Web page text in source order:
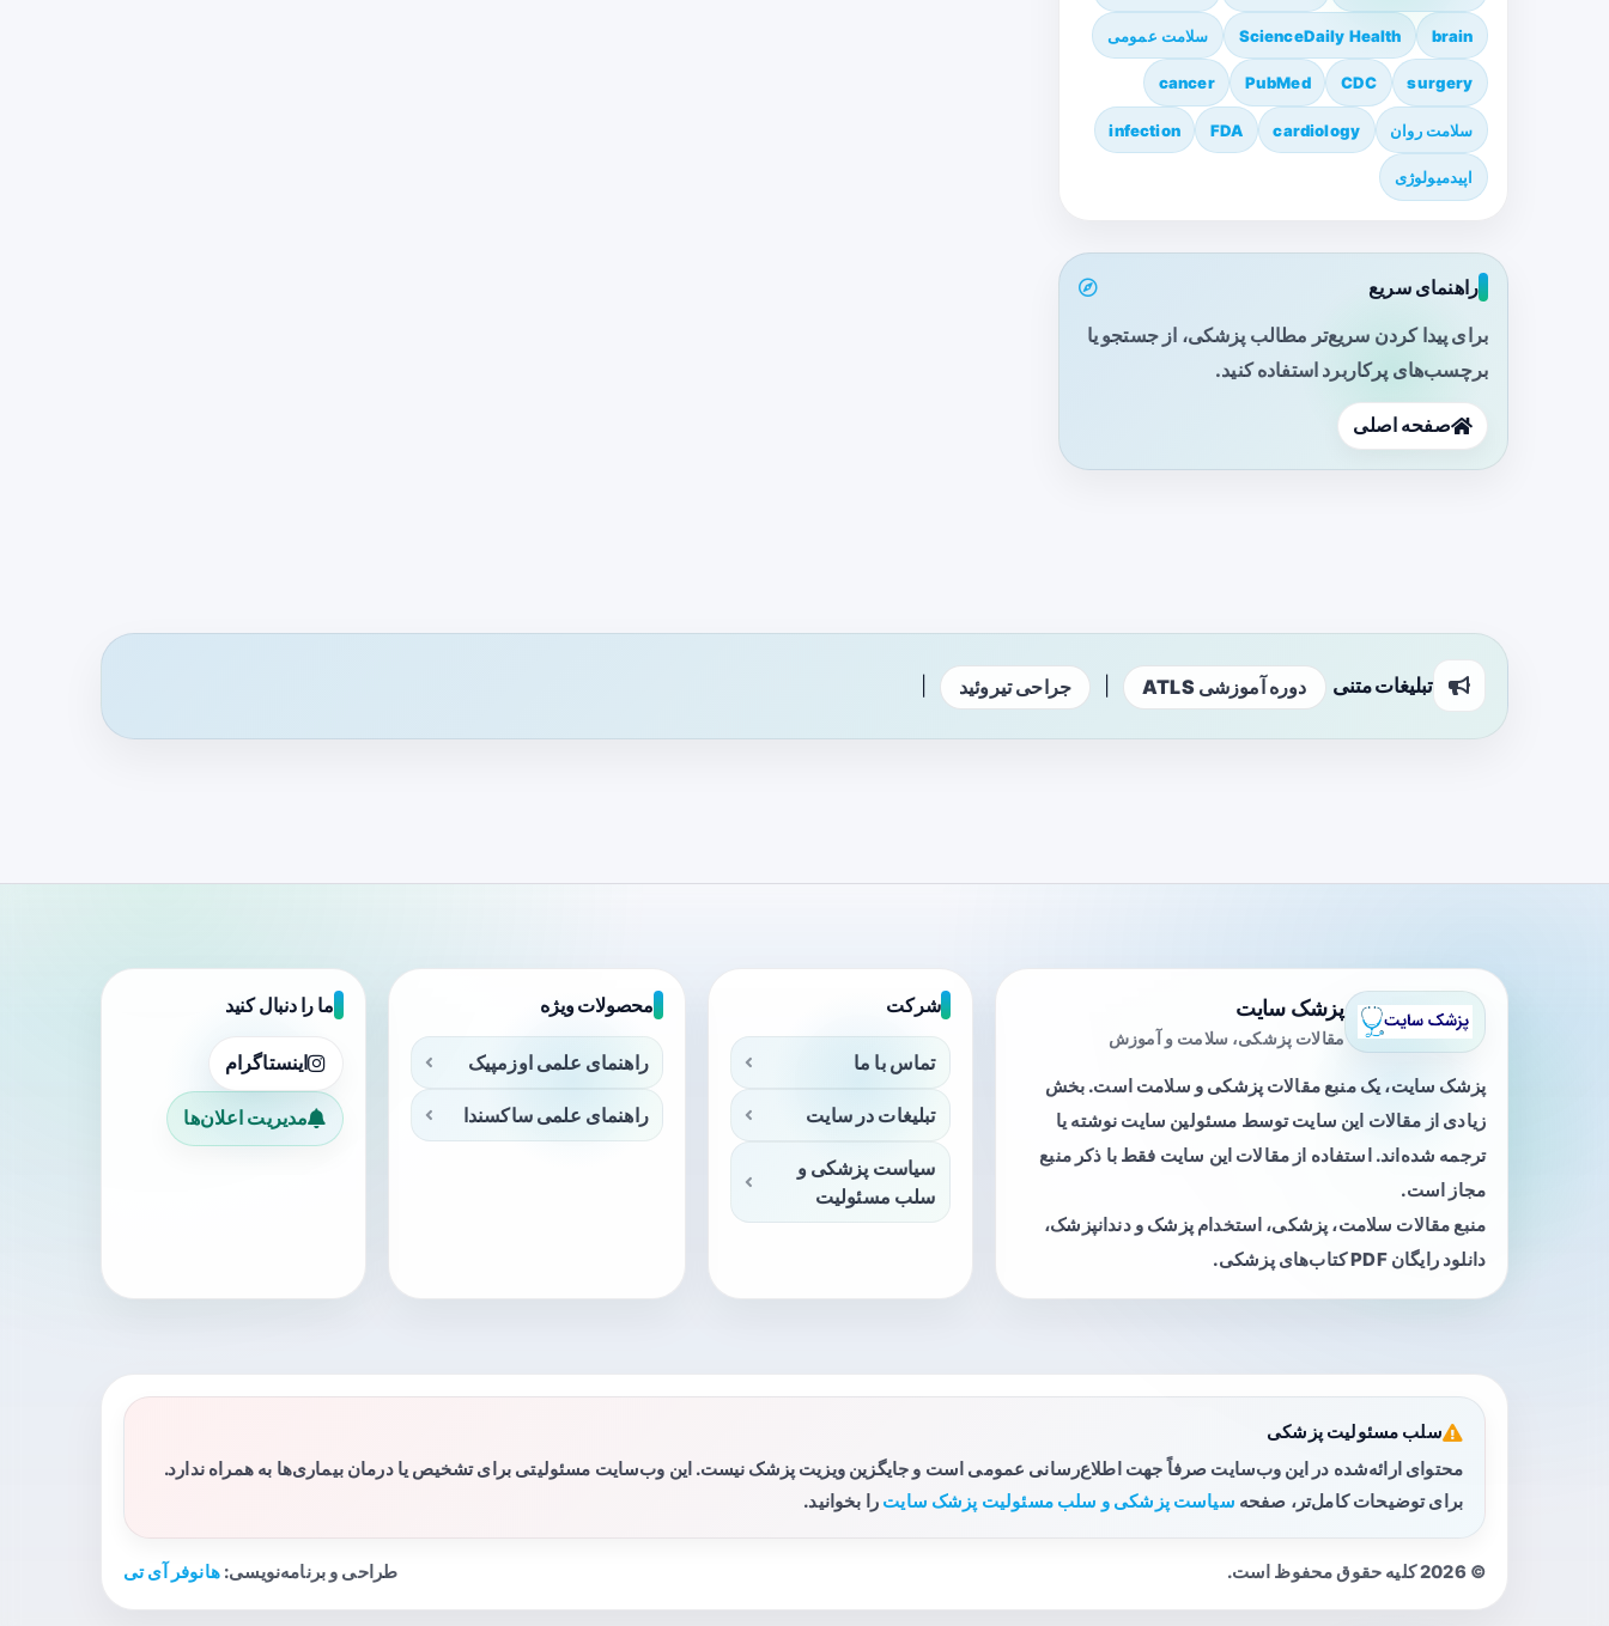
brain
ScienceDaily Health سلامت عمومی
surgery
CDC
PubMed
cancer
سلامت روان cardiology
FDA
infection
اپیدمیولوژی
راهنمای سریع
برای پیدا کردن سریع‌تر مطالب پزشکی، از جستجو یا
برچسب‌های پرکاربرد استفاده کنید.
صفحه اصلی
تبلیغات متنی دوره آموزشی ATLS جراحی تیروئید
پزشک سایت
مقالات پزشکی، سلامت و آموزش
پزشک سایت، یک منبع مقالات پزشکی و سلامت است. بخش
زیادی از مقالات این سایت توسط مسئولین سایت نوشته یا
ترجمه شده‌اند. استفاده از مقالات این سایت فقط با ذکر منبع
مجاز است.
منبع مقالات سلامت، پزشکی، استخدام پزشک و دندانپزشک،
دانلود رایگان PDF کتاب‌های پزشکی.
شرکت
تماس با ما
تبلیغات در سایت
سیاست پزشکی و
سلب مسئولیت
محصولات ویژه
راهنمای علمی اوزمپیک
راهنمای علمی ساکسندا
ما را دنبال کنید
اینستاگرام
مدیریت اعلان‌ها
سلب مسئولیت پزشکی
محتوای ارائه‌شده در این وب‌سایت صرفاً جهت اطلاع‌رسانی عمومی است و جایگزین ویزیت پزشک نیست. این وب‌سایت مسئولیتی برای تشخیص یا درمان بیماری‌ها به همراه ندارد.
برای توضیحات کامل‌تر، صفحه سیاست پزشکی و سلب مسئولیت پزشک سایت را بخوانید.
© 2026 کلیه حقوق محفوظ است. طراحی و برنامه‌نویسی:هانوفر آی تی